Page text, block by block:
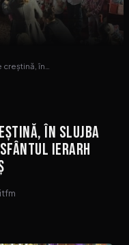
creștină, în…
în slujba
Ierarh